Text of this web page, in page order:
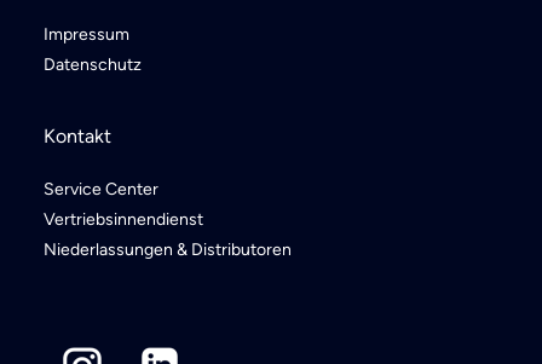
Impressum
Datenschutz
Kontakt
Service Center
Vertriebsinnendienst
Niederlassungen & Distributoren